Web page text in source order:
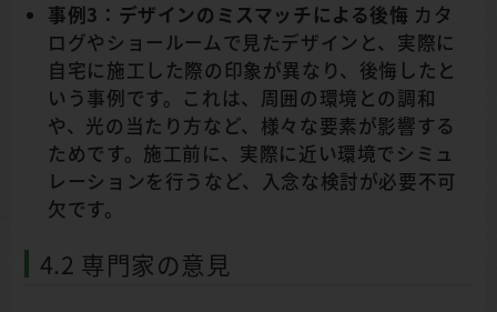
事例3：デザインのミスマッチによる後悔 カタ
ログやショールームで見たデザインと、実際に
自宅に施工した際の印象が異なり、後悔したと
いう事例です。これは、周囲の環境との調和
や、光の当たり方など、様々な要素が影響する
ためです。施工前に、実際に近い環境でシミュ
レーションを行うなど、入念な検討が必要不可
欠です。
4.2 専門家の意見